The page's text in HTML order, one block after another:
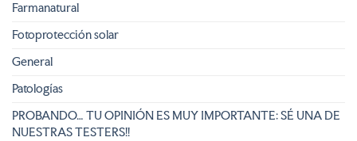
Farmanatural
Fotoprotección solar
General
Patologías
PROBANDO… TU OPINIÓN ES MUY IMPORTANTE: SÉ UNA DE
NUESTRAS TESTERS!!